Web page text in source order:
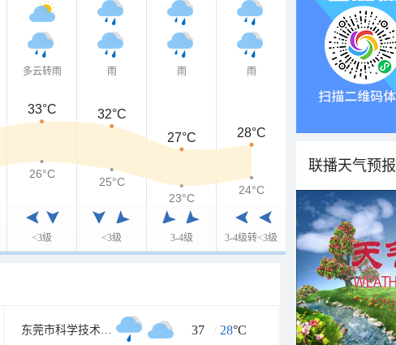
多云转雨
<3级
雨
<3级
雨
3-4级
雨
3-4级转<3级
33°C 32°C
27°C 28°C
26°C
25°C
23°C
24°C
东莞市科学技术博物馆 37 / 28°C
联播天气预报